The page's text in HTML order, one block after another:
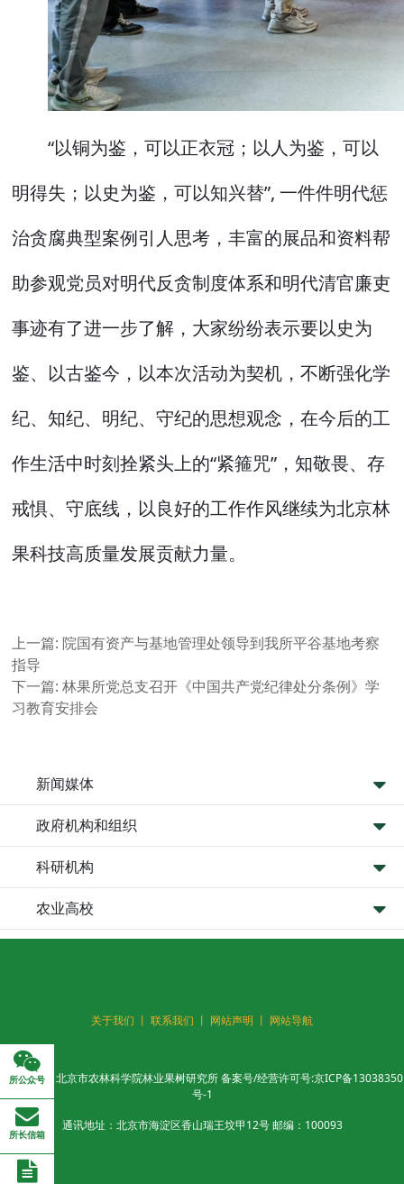
“以铜为鉴，可以正衣冠；以人为鉴，可以
明得失；以史为鉴，可以知兴替”, 一件件明代惩
治贪腐典型案例引人思考，丰富的展品和资料帮
助参观党员对明代反贪制度体系和明代清官廉吏
事迹有了进一步了解，大家纷纷表示要以史为
鉴、以古鉴今，以本次活动为契机，不断强化学
纪、知纪、明纪、守纪的思想观念，在今后的工
作生活中时刻拴紧头上的“紧箍咒”，知敬畏、存
戒惧、守底线，以良好的工作作风继续为北京林
果科技高质量发展贡献力量。
上一篇: 院国有资产与基地管理处领导到我所平谷基地考察
指导
下一篇:林果所党总支召开《中国共产党纪律处分条例》学
习教育安排会
新闻媒体
政府机构和组织
科研机构
农业高校
关于我们 丨 联系我们 丨 网站声明 丨 网站导航
版权所有：北京市农林科学院林业果树研究所 备案号/经营许可号:京ICP备13038350
号-1
通讯地址：北京市海淀区香山瑞王坟甲12号 邮编：100093
所公众号
所长信箱